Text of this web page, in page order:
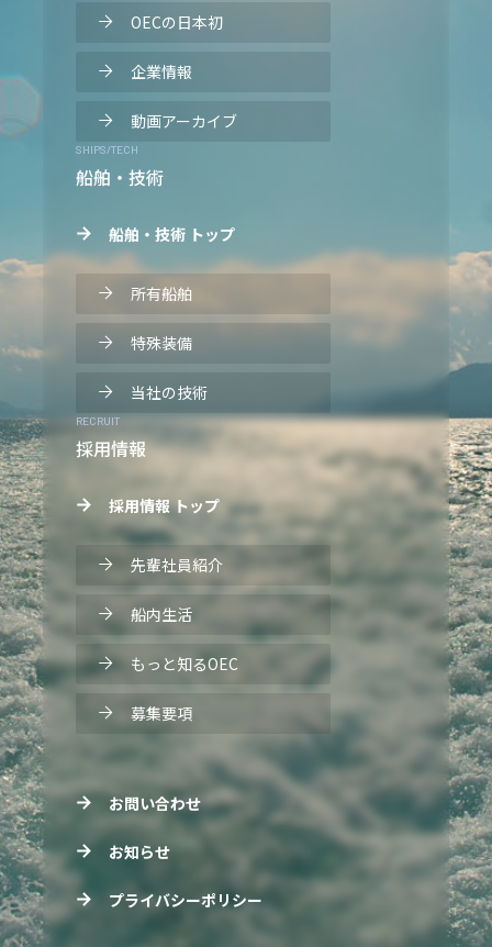
OECの日本初
企業情報
動画アーカイブ
SHIPS/TECH
船舶・技術
船舶・技術 トップ
所有船舶
特殊装備
当社の技術
RECRUIT
採用情報
採用情報 トップ
先輩社員紹介
船内生活
もっと知るOEC
募集要項
お問い合わせ
お知らせ
プライバシーポリシー